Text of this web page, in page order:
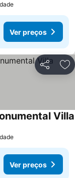
Ver preços
Partilhar
Villa
Ver preços